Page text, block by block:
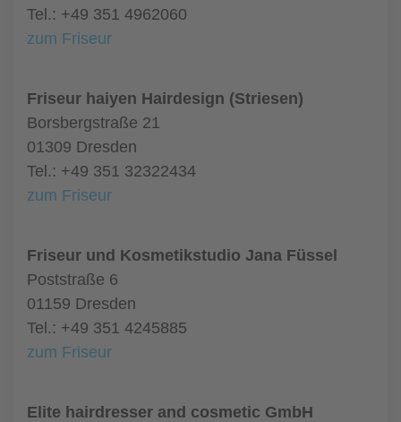
Tel.: +49 351 4962060
zum Friseur
Friseur haiyen Hairdesign (Striesen)
Borsbergstraße 21
01309 Dresden
Tel.: +49 351 32322434
zum Friseur
Friseur und Kosmetikstudio Jana Füssel
Poststraße 6
01159 Dresden
Tel.: +49 351 4245885
zum Friseur
Elite hairdresser and cosmetic GmbH